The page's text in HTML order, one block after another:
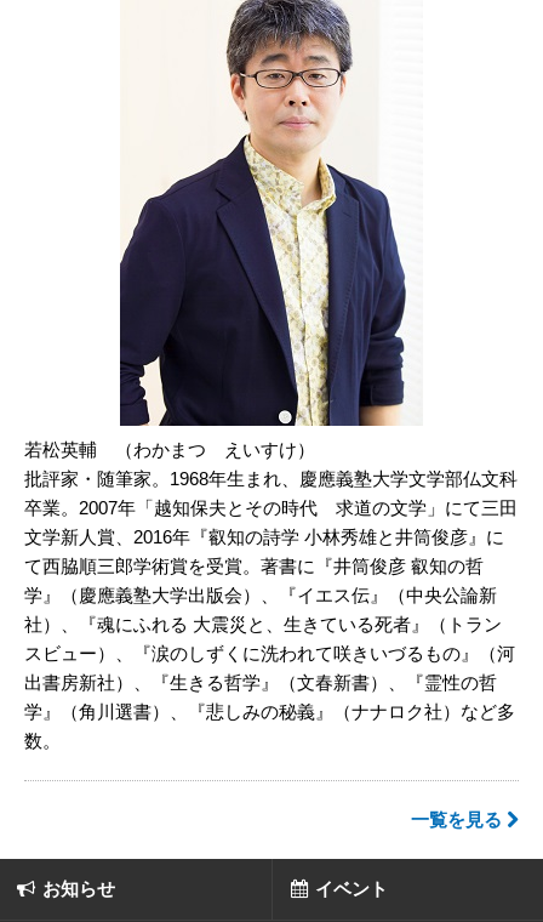
若松英輔 （わかまつ えいすけ）
批評家・随筆家。1968年生まれ、慶應義塾大学文学部仏文科
卒業。2007年「越知保夫とその時代 求道の文学」にて三田
文学新人賞、2016年『叡知の詩学 小林秀雄と井筒俊彦』に
て西脇順三郎学術賞を受賞。著書に『井筒俊彦 叡知の哲
学』（慶應義塾大学出版会）、『イエス伝』（中央公論新
社）、『魂にふれる 大震災と、生きている死者』（トラン
スビュー）、『涙のしずくに洗われて咲きいづるもの』（河
出書房新社）、『生きる哲学』（文春新書）、『霊性の哲
学』（角川選書）、『悲しみの秘義』（ナナロク社）など多
数。
一覧を見る
お知らせ イベント